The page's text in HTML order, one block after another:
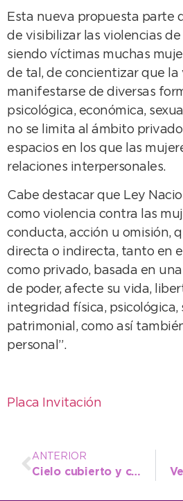
Esta nueva propuesta parte
de visibilizar las violencias
siendo víctimas muchas
de tal, de concientizar que la
manifestarse de diversas
psicológica, económica,
no se limita al ámbito
espacios en los que las
relaciones interpersonales.
Cabe destacar que Ley
como violencia contra las
conducta, acción u omisión,
directa o indirecta, tanto en
como privado, basada en
de poder, afecte su vida,
integridad física, psicológica,
patrimonial, como así
personal”.
Placa Invitación
ANTERIOR
Cielo cubierto y chaparrones para hoy